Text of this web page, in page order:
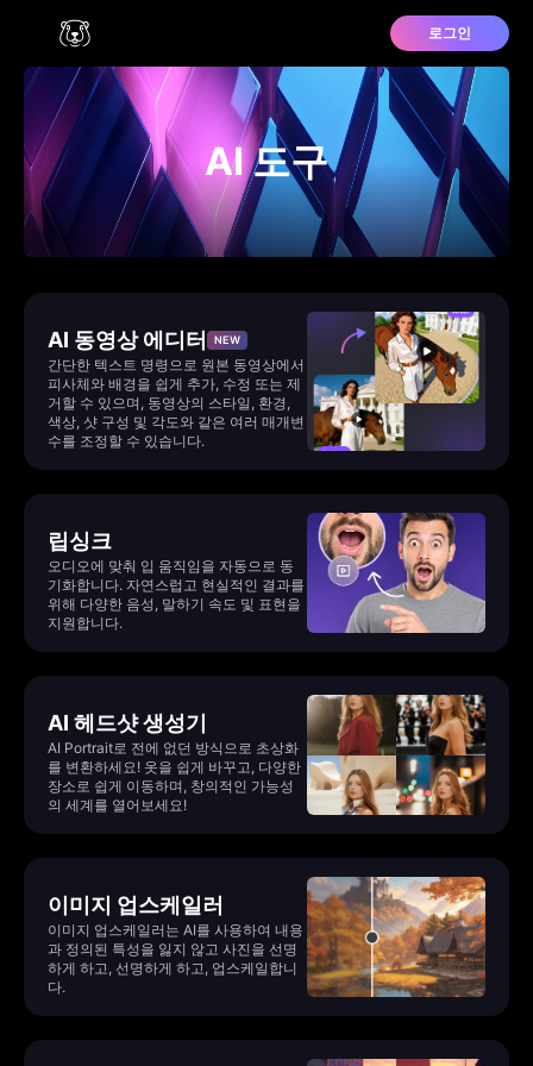
로그인
AI 도구
AI 동영상 에디터 NEW
간단한 텍스트 명령으로 원본 동영상에서
피사체와 배경을 쉽게 추가, 수정 또는 제
거할 수 있으며, 동영상의 스타일, 환경,
색상, 샷 구성 및 각도와 같은 여러 매개변
수를 조정할 수 있습니다.
립싱크
오디오에 맞춰 입 움직임을 자동으로 동
기화합니다. 자연스럽고 현실적인 결과를
위해 다양한 음성, 말하기 속도 및 표현을
지원합니다.
AI 헤드샷 생성기
AI Portrait로 전에 없던 방식으로 초상화
를 변환하세요! 옷을 쉽게 바꾸고, 다양한
장소로 쉽게 이동하며, 창의적인 가능성
의 세계를 열어보세요!
이미지 업스케일러
이미지 업스케일러는 AI를 사용하여 내용
과 정의된 특성을 잃지 않고 사진을 선명
하게 하고, 선명하게 하고, 업스케일합니
다.